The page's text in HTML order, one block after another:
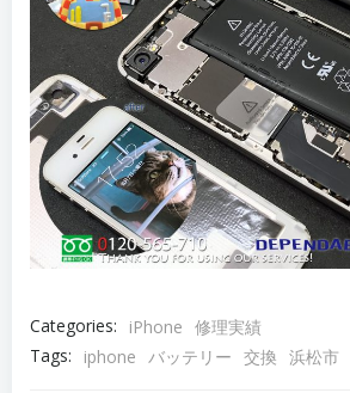
Categories: iPhone 修理実績
Tags:
iphone バッテリー 交換 浜松市